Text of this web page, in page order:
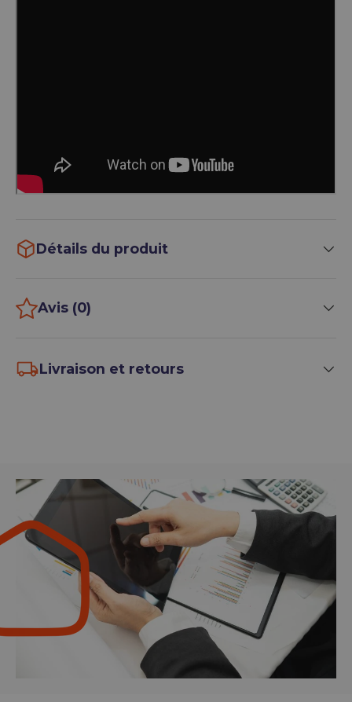
Détails du produit
Avis (0)
Livraison et retours